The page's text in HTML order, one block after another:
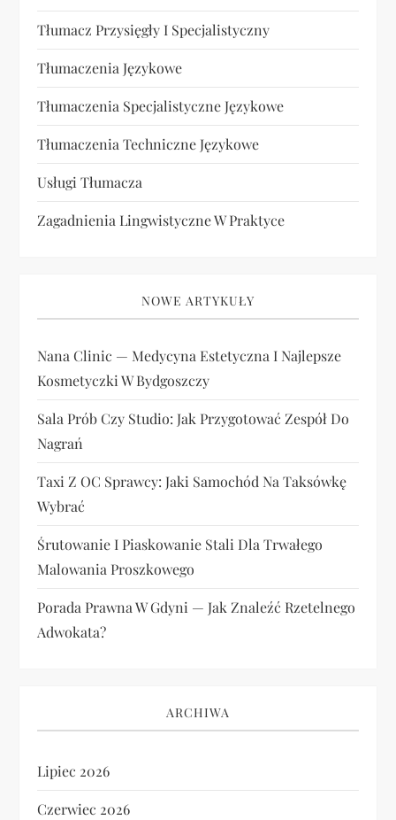
Tłumacz Przysięgły I Specjalistyczny
Tłumaczenia Językowe
Tłumaczenia Specjalistyczne Językowe
Tłumaczenia Techniczne Językowe
Usługi Tłumacza
Zagadnienia Lingwistyczne W Praktyce
NOWE ARTYKUŁY
Nana Clinic — Medycyna Estetyczna I Najlepsze
Kosmetyczki W Bydgoszczy
Sala Prób Czy Studio: Jak Przygotować Zespół Do
Nagrań
Taxi Z OC Sprawcy: Jaki Samochód Na Taksówkę
Wybrać
Śrutowanie I Piaskowanie Stali Dla Trwałego
Malowania Proszkowego
Porada Prawna W Gdyni — Jak Znaleźć Rzetelnego
Adwokata?
ARCHIWA
Lipiec 2026
Czerwiec 2026